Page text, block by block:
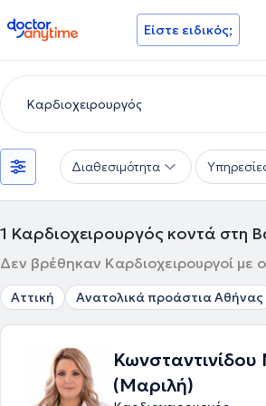
doctoranytime Είστε ειδικός;
Διαθεσιμότητα
1 Καρδιοχειρουργός κοντά στη
Δεν βρέθηκαν Καρδιοχειρουργοί με
Αττική Ανατολικά προάστια Αθήνας
(Μαριλή)